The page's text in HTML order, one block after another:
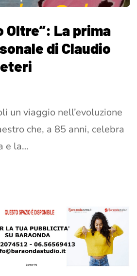
Oltre”: La prima
di Claudio
un viaggio nell’evoluzione
che, a 85 anni, celebra
e la…